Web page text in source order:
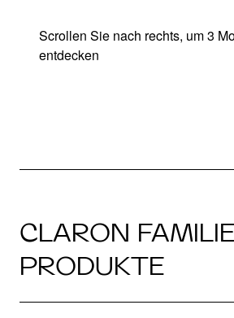
Scrollen Sie nach rechts, um 3
entdecken
CLARON
PRODUKTE